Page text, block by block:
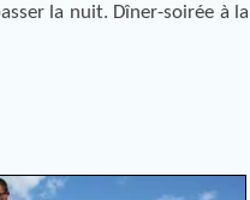
la nuit. Dîner-soirée à la